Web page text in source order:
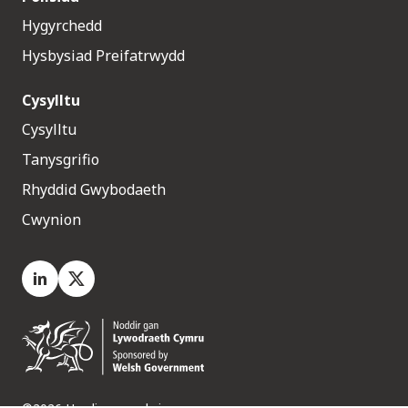
Hygyrchedd
Hysbysiad Preifatrwydd
Cysylltu
Cysylltu
Tanysgrifio
Rhyddid Gwybodaeth
Cwynion
LinkedIn
X.com